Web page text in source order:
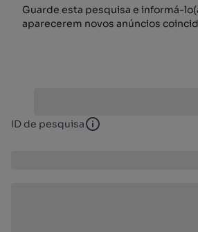
Guarde esta pesquisa e informá-
aparecerem novos anúncios
ID de pesquisa ID de pesquisa